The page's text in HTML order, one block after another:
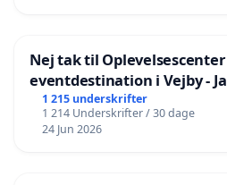
Nej tak til
eventdestination i Vejby -
lokalområde i balance
1 215 underskrifter
1 214 Underskrifter / 30 dage
24 Jun 2026